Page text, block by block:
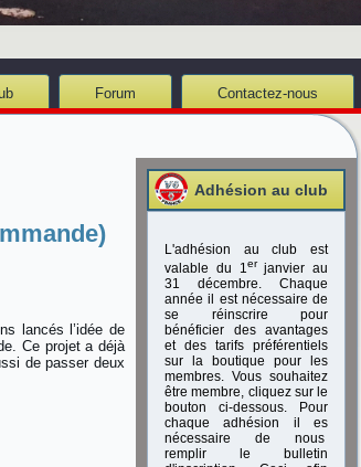
Forum Contactez-nous
lancés l’idée de
Ce projet a déjà
de passer deux
Adhésion au club
L'adhésion au club est
valable du 1er janvier au
31 décembre. Chaque
année il est nécessaire de
se réinscrire pour
bénéficier des avantages
et des tarifs préférentiels
sur la boutique pour les
membres. Vous souhaitez
être membre, cliquez sur le
bouton ci-dessous. Pour
chaque adhésion il es
nécessaire de nous
remplir le bulletin